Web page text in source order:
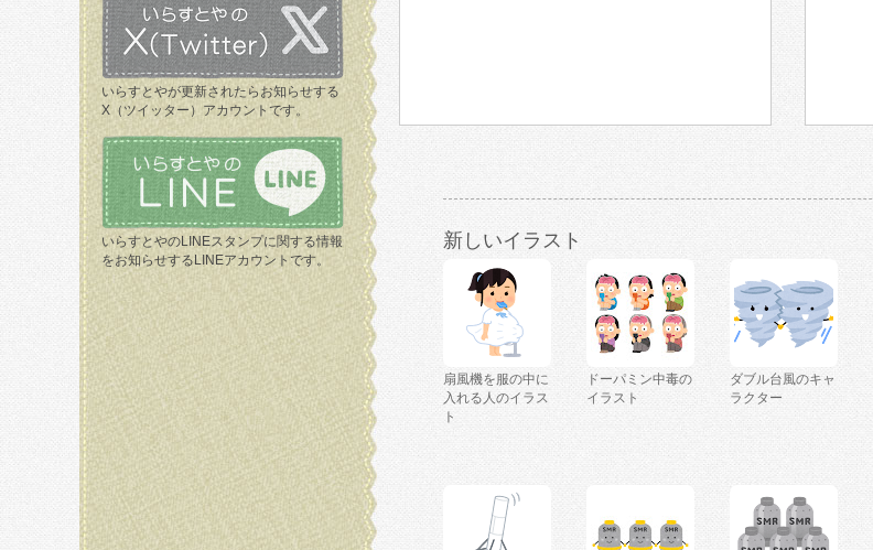
いらすとやが更新されたらお知らせする
X（ツイッター）アカウントです。
いらすとやのLINEスタンプに関する情報
をお知らせするLINEアカウントです。
新しいイラスト
扇風機を服の中に
入れる人のイラス
ト
ドーパミン中毒の
イラスト
ダブル台風のキャ
ラクター